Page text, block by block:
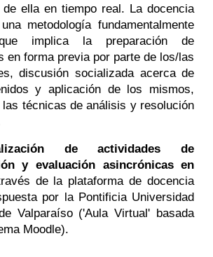
de ella en tiempo real. La docencia
metodología fundamentalmente
implica la preparación de
en forma previa por parte de los/las
discusión socializada acerca de
y aplicación de los mismos,
las técnicas de análisis y resolución
de actividades de
y evaluación asincrónicas en
de la plataforma de docencia
por la Pontificia Universidad
Valparaíso ('Aula Virtual' basada
Moodle).